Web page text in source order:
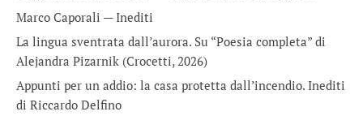
Marco Caporali — Inediti
La lingua sventrata dall’aurora. Su “Poesia completa” di
Alejandra Pizarnik (Crocetti, 2026)
Appunti per un addio: la casa protetta dall’incendio. Inediti
di Riccardo Delfino